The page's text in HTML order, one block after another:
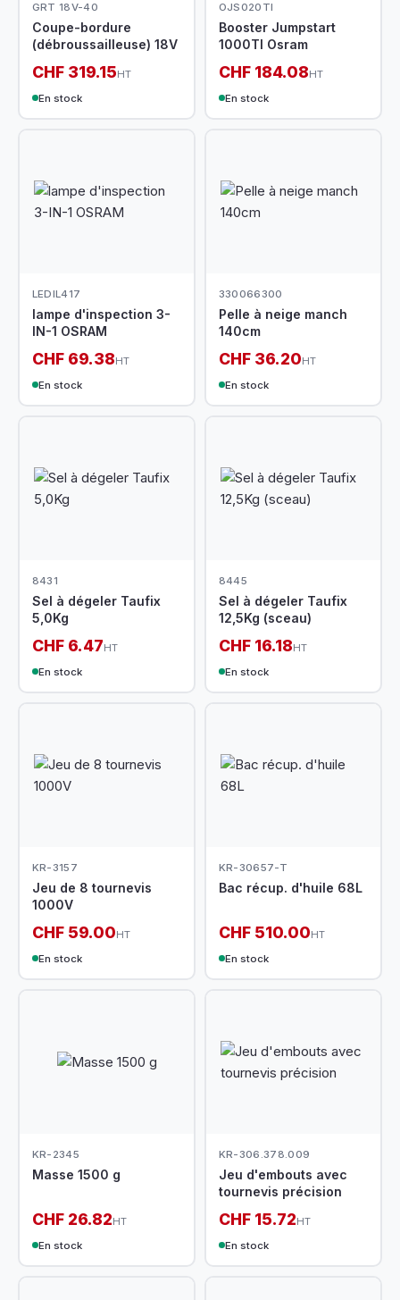
GRT 18V-40
Coupe-bordure
(débroussailleuse) 18V
CHF 319.15HT
En stock
OJS020TI
Booster Jumpstart
1000TI Osram
CHF 184.08HT
En stock
LEDIL417
lampe d'inspection 3-
IN-1 OSRAM
CHF 69.38HT
En stock
330066300
Pelle à neige manch
140cm
CHF 36.20HT
En stock
8431
Sel à dégeler Taufix
5,0Kg
CHF 6.47HT
En stock
8445
Sel à dégeler Taufix
12,5Kg (sceau)
CHF 16.18HT
En stock
KR-3157
Jeu de 8 tournevis
1000V
CHF 59.00HT
En stock
KR-30657-T
Bac récup. d'huile 68L
CHF 510.00HT
En stock
KR-2345
Masse 1500 g
CHF 26.82HT
En stock
KR-306.378.009
Jeu d'embouts avec
tournevis précision
CHF 15.72HT
En stock